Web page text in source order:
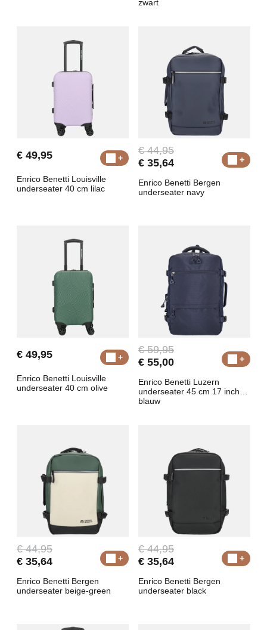
zwart
€ 49,95
Enrico Benetti Louisville
underseater 40 cm lilac
€ 44,95
€ 35,64
Enrico Benetti Bergen
underseater navy
€ 49,95
Enrico Benetti Louisville
underseater 40 cm olive
€ 59,95
€ 55,00
Enrico Benetti Luzern
underseater 45 cm 17 inch
blauw
€ 44,95
€ 35,64
Enrico Benetti Bergen
underseater beige-green
€ 44,95
€ 35,64
Enrico Benetti Bergen
underseater black